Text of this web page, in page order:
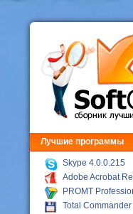
Лучшие программы
Skype 4.0.0.215
Adobe Acrobat
PROMT
Total